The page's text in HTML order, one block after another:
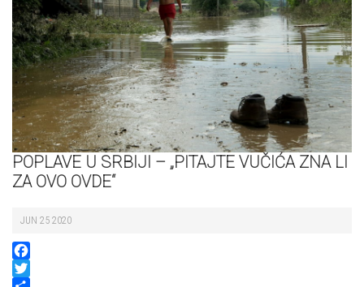
POPLAVE U SRBIJI – „PITAJTE VUČIĆA ZNA LI
ZA OVO OVDE“
JUN 25 2020
Facebook